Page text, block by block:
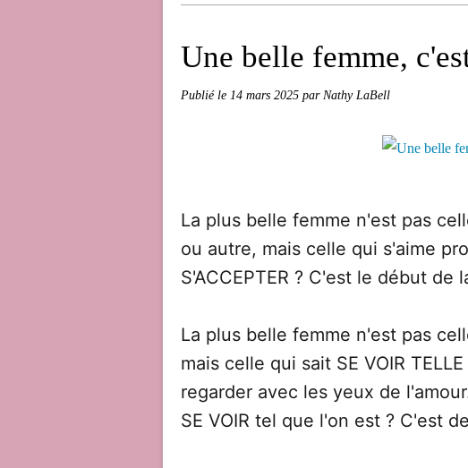
Une belle femme,
Publié le 14 mars 2025 par Nathy LaBell
La plus belle femme n'est pas
ou autre, mais celle qui s'aime
S'ACCEPTER ? C'est le début de
La plus belle femme n'est pas
mais celle qui sait SE VOIR
regarder avec les yeux de
SE VOIR tel que l'on est ? C'est